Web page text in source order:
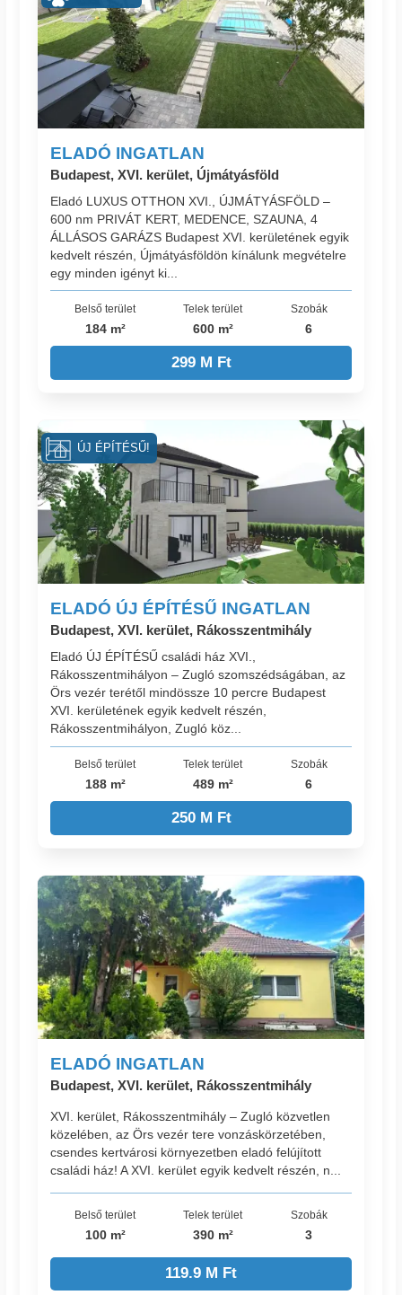
ELADÓ INGATLAN
Budapest, XVI. kerület, Újmátyásföld
Eladó LUXUS OTTHON XVI., ÚJMÁTYÁSFÖLD –
600 nm PRIVÁT KERT, MEDENCE, SZAUNA, 4
ÁLLÁSOS GARÁZS Budapest XVI. kerületének egyik
kedvelt részén, Újmátyásföldön kínálunk megvételre
egy minden igényt ki...
Belső terület
184 m²
Telek terület
600 m²
Szobák
6
299 M Ft
ELADÓ ÚJ ÉPÍTÉSŰ INGATLAN
Budapest, XVI. kerület, Rákosszentmihály
Eladó ÚJ ÉPÍTÉSŰ családi ház XVI.,
Rákosszentmihályon – Zugló szomszédságában, az
Örs vezér terétől mindössze 10 percre Budapest
XVI. kerületének egyik kedvelt részén,
Rákosszentmihályon, Zugló köz...
Belső terület
188 m²
Telek terület
489 m²
Szobák
6
250 M Ft
ÚJ ÉPÍTÉSŰ!
ELADÓ INGATLAN
Budapest, XVI. kerület, Rákosszentmihály
XVI. kerület, Rákosszentmihály – Zugló közvetlen
közelében, az Örs vezér tere vonzáskörzetében,
csendes kertvárosi környezetben eladó felújított
családi ház! A XVI. kerület egyik kedvelt részén, n...
Belső terület
100 m²
Telek terület
390 m²
Szobák
3
119.9 M Ft